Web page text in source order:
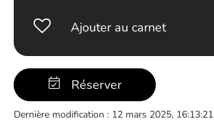
Ajouter au carnet
Réserver
Dernière modification : 12 mars 2025, 16:13:21